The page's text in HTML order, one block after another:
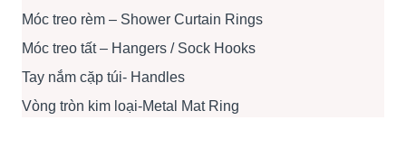
Móc treo rèm – Shower Curtain Rings
Móc treo tất – Hangers / Sock Hooks
Tay nắm cặp túi- Handles
Vòng tròn kim loại-Metal Mat Ring